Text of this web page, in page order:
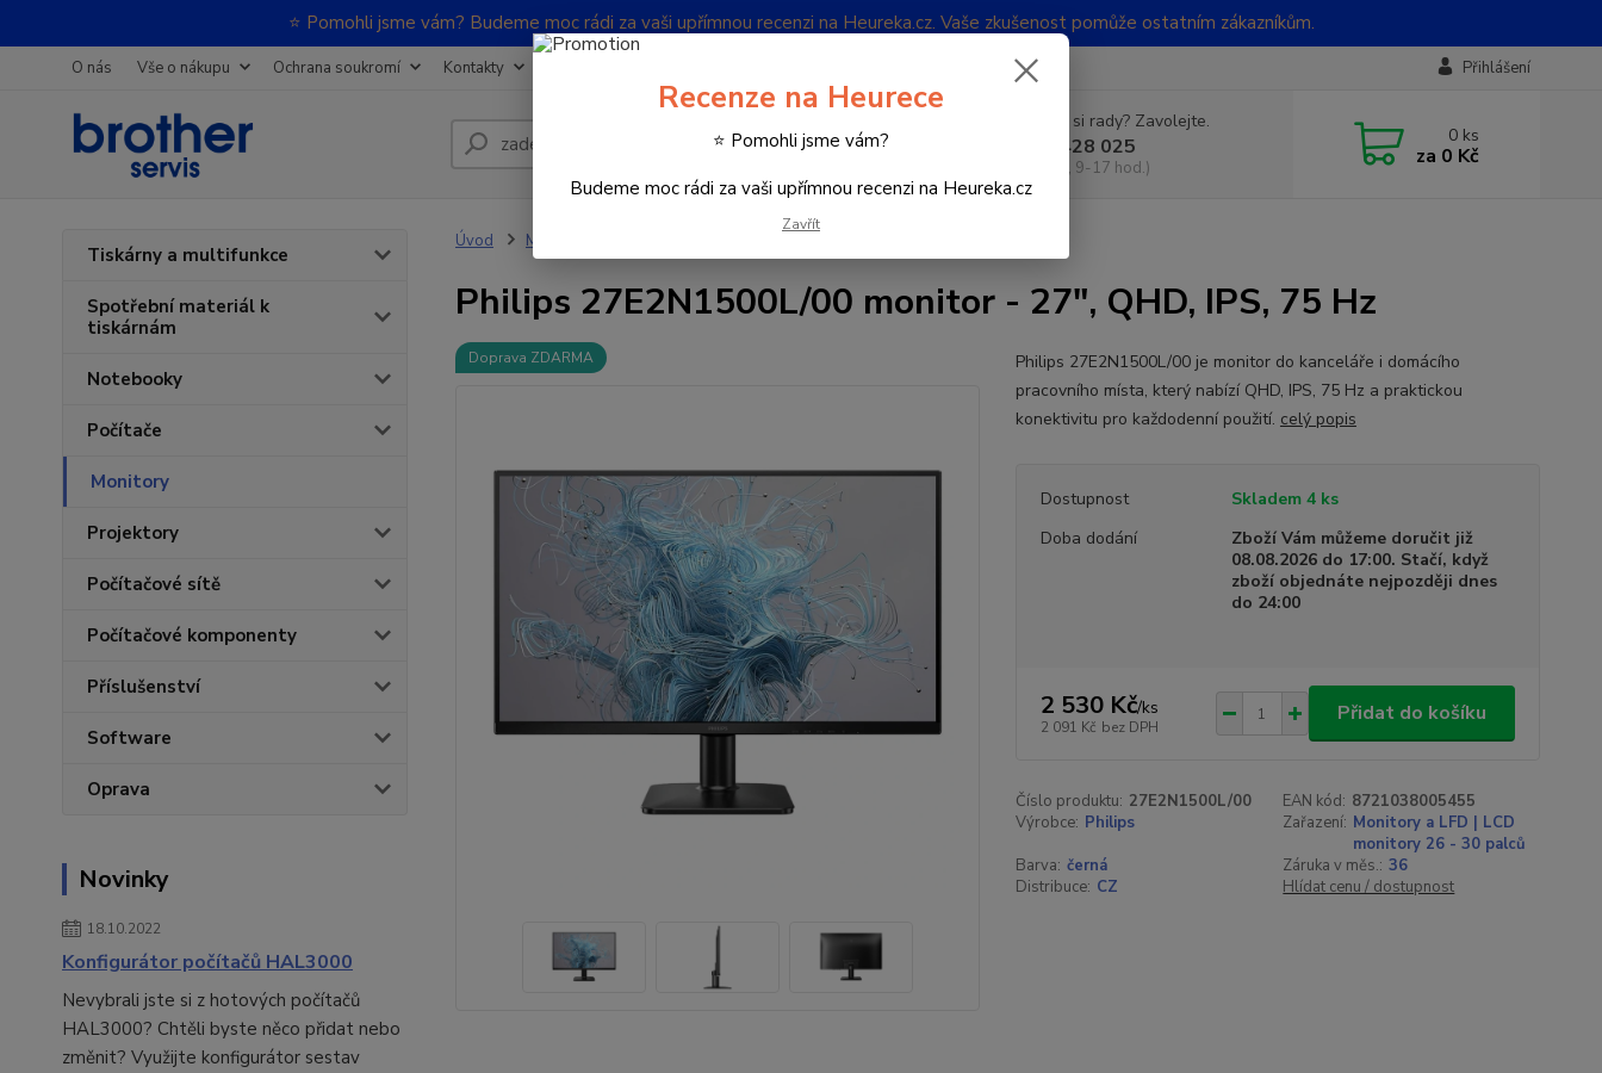
⭐ Pomohli jsme vám? Budeme moc rádi za vaši upřímnou recenzi na Heureka.cz. Vaše zkušenost pomůže ostatním zákazníkům.
O nás Vše o nákupu Ochrana soukromí Kontakty Přihlášení
Hledat
Nevíte si rady? Zavolejte.
732 428 025
(Po-Pá, 9-17 hod.)
0 ks
za 0 Kč
Tiskárny a multifunkce
Spotřební materiál k
tiskárnám
Notebooky
Počítače
Monitory
Projektory
Počítačové sítě
Počítačové komponenty
Příslušenství
Software
Oprava
Novinky
18.10.2022
Konfigurátor počítačů HAL3000
Nevybrali jste si z hotových počítačů
HAL3000? Chtěli byste něco přidat nebo
změnit? Využijte konfigurátor sestav
Úvod Monitory
Philips 27E2N1500L/00 monitor - 27", QHD, IPS, 75 Hz
Doprava ZDARMA
Philips 27E2N1500L/00 je monitor do kanceláře i domácího
pracovního místa, který nabízí QHD, IPS, 75 Hz a praktickou
konektivitu pro každodenní použití. celý popis
Dostupnost
Skladem 4 ks
Doba dodání
Zboží Vám můžeme doručit již
08.08.2026 do 17:00. Stačí, když
zboží objednáte nejpozději dnes
do 24:00
2 530 Kč/ks
2 091 Kč bez DPH
Přidat do košíku
Číslo produktu: 27E2N1500L/00 EAN kód: 8721038005455
Výrobce: Philips Zařazení: Monitory a LFD | LCD
monitory 26 - 30 palců
Barva: černá Záruka v měs.: 36
Distribuce: CZ Hlídat cenu / dostupnost
Recenze na Heurece
⭐ Pomohli jsme vám?
Budeme moc rádi za vaši upřímnou recenzi na Heureka.cz
Zavřít